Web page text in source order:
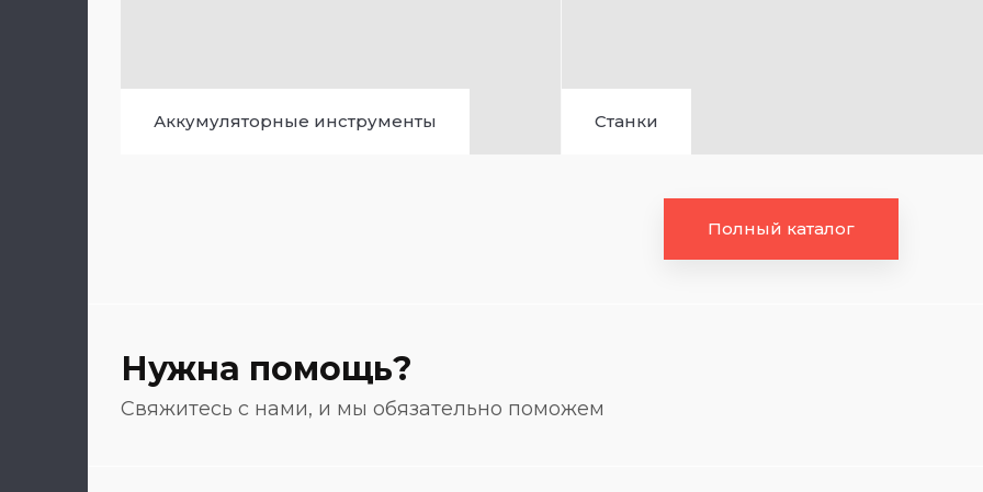
Аккумуляторные инструменты Станки
Полный каталог
Нужна помощь?
Свяжитесь с нами, и мы обязательно поможем